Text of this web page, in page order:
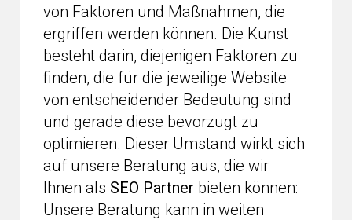
von Faktoren und Maßnahmen, die
ergriffen werden können. Die Kunst
besteht darin, diejenigen Faktoren zu
finden, die für die jeweilige Website
von entscheidender Bedeutung sind
und gerade diese bevorzugt zu
optimieren. Dieser Umstand wirkt sich
auf unsere Beratung aus, die wir
Ihnen als SEO Partner bieten können:
Unsere Beratung kann in weiten